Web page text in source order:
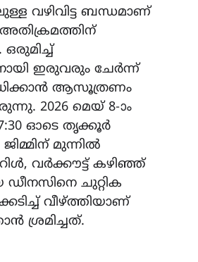
വഴിവിട്ട ബന്ധമാണ്
ഇരുവരും ചേർന്ന്
ആസൂത്രണം
2026 മെയ് 8-ാം
7:30 ഓടെ തൃക്കൂർ
ജിമ്മിന് മുന്നിൽ
വർക്കൗട്ട് കഴിഞ്ഞ്
ഡീനസിനെ ചുറ്റിക
വീഴ്ത്തിയാണ്
ശ്രമിച്ചത്.